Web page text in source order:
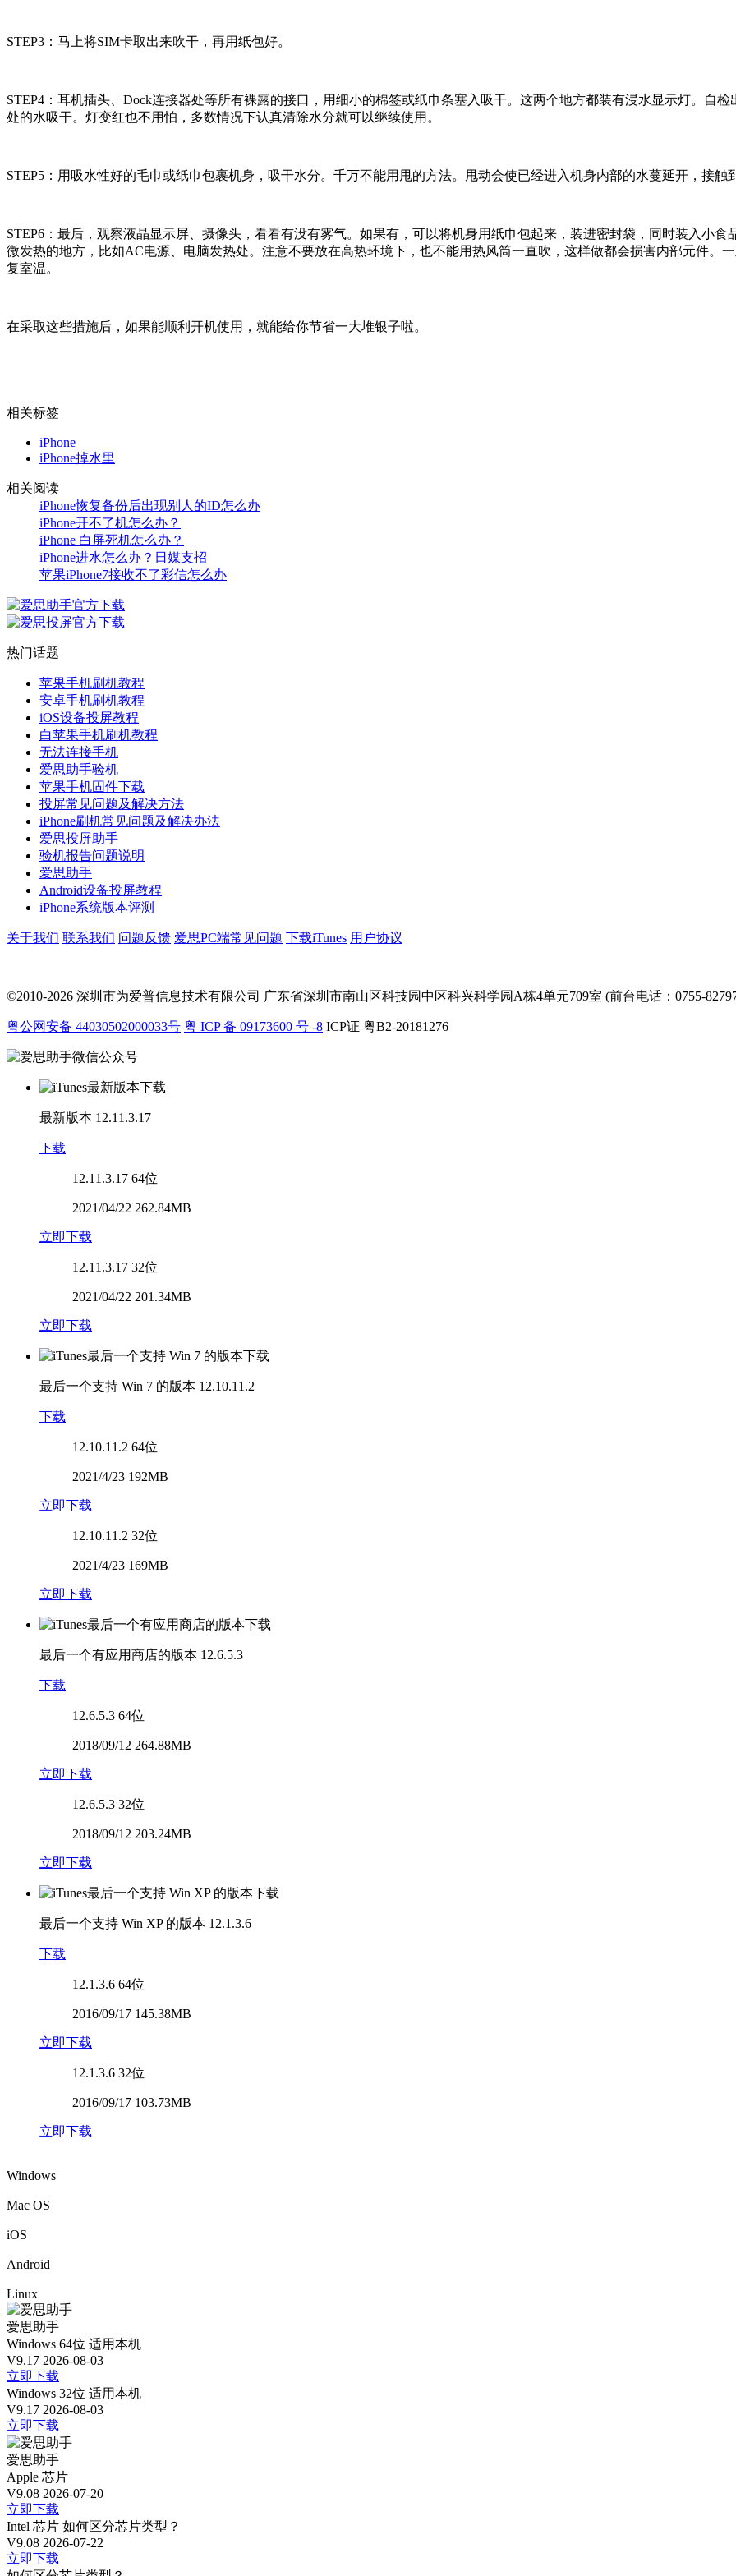
STEP3：马上将SIM卡取出来吹干，再用纸包好。
STEP4：耳机插头、Dock连接器处等所有裸露的接口，用细小的棉签或纸巾条塞入吸干。这两个地方都装有浸水显示灯。自
处的水吸干。灯变红也不用怕，多数情况下认真清除水分就可以继续使用。
STEP5：用吸水性好的毛巾或纸巾包裹机身，吸干水分。千万不能用甩的方法。甩动会使已经进入机身内部的水蔓延开，接
STEP6：最后，观察液晶显示屏、摄像头，看看有没有雾气。如果有，可以将机身用纸巾包起来，装进密封袋，同时装入小
微发热的地方，比如AC电源、电脑发热处。注意不要放在高热环境下，也不能用热风筒一直吹，这样做都会损害内部元件。
复室温。
在采取这些措施后，如果能顺利开机使用，就能给你节省一大堆银子啦。
相关标签
iPhone
iPhone掉水里
相关阅读
iPhone恢复备份后出现别人的ID怎么办
iPhone开不了机怎么办？
iPhone 白屏死机怎么办？
iPhone进水怎么办？日媒支招
苹果iPhone7接收不了彩信怎么办
热门话题
苹果手机刷机教程
安卓手机刷机教程
iOS设备投屏教程
白苹果手机刷机教程
无法连接手机
爱思助手验机
苹果手机固件下载
投屏常见问题及解决方法
iPhone刷机常见问题及解决办法
爱思投屏助手
验机报告问题说明
爱思助手
Android设备投屏教程
iPhone系统版本评测
关于我们 联系我们 问题反馈 爱思PC端常见问题 下载iTunes 用户协议
©2010-2026 深圳市为爱普信息技术有限公司 广东省深圳市南山区科技园中区科兴科学园A栋4单元709室 (前台电话：0755-
粤公网安备 44030502000033号 粤 ICP 备 09173600 号 -8 ICP证 粤B2-20181276
最新版本 12.11.3.17
下载
12.11.3.17 64位
2021/04/22 262.84MB
立即下载
12.11.3.17 32位
2021/04/22 201.34MB
立即下载
最后一个支持 Win 7 的版本 12.10.11.2
下载
12.10.11.2 64位
2021/4/23 192MB
立即下载
12.10.11.2 32位
2021/4/23 169MB
立即下载
最后一个有应用商店的版本 12.6.5.3
下载
12.6.5.3 64位
2018/09/12 264.88MB
立即下载
12.6.5.3 32位
2018/09/12 203.24MB
立即下载
最后一个支持 Win XP 的版本 12.1.3.6
下载
12.1.3.6 64位
2016/09/17 145.38MB
立即下载
12.1.3.6 32位
2016/09/17 103.73MB
立即下载
Windows
Mac OS
iOS
Android
Linux
爱思助手
Windows 64位 适用本机
V9.17 2026-08-03
立即下载
Windows 32位 适用本机
V9.17 2026-08-03
立即下载
爱思助手
Apple 芯片
V9.08 2026-07-20
立即下载
Intel 芯片 如何区分芯片类型？
V9.08 2026-07-22
立即下载